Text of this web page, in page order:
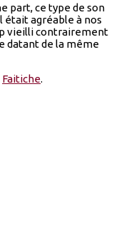
part, ce type de son
était agréable à nos
vieilli contrairement
datant de la même
Faitiche.